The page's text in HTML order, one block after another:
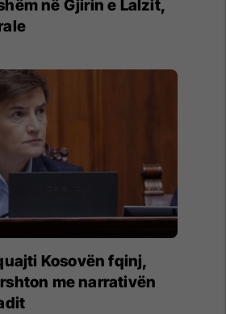
në Gjirin e Lalzit,
Kosovën fqinj,
me narrativën